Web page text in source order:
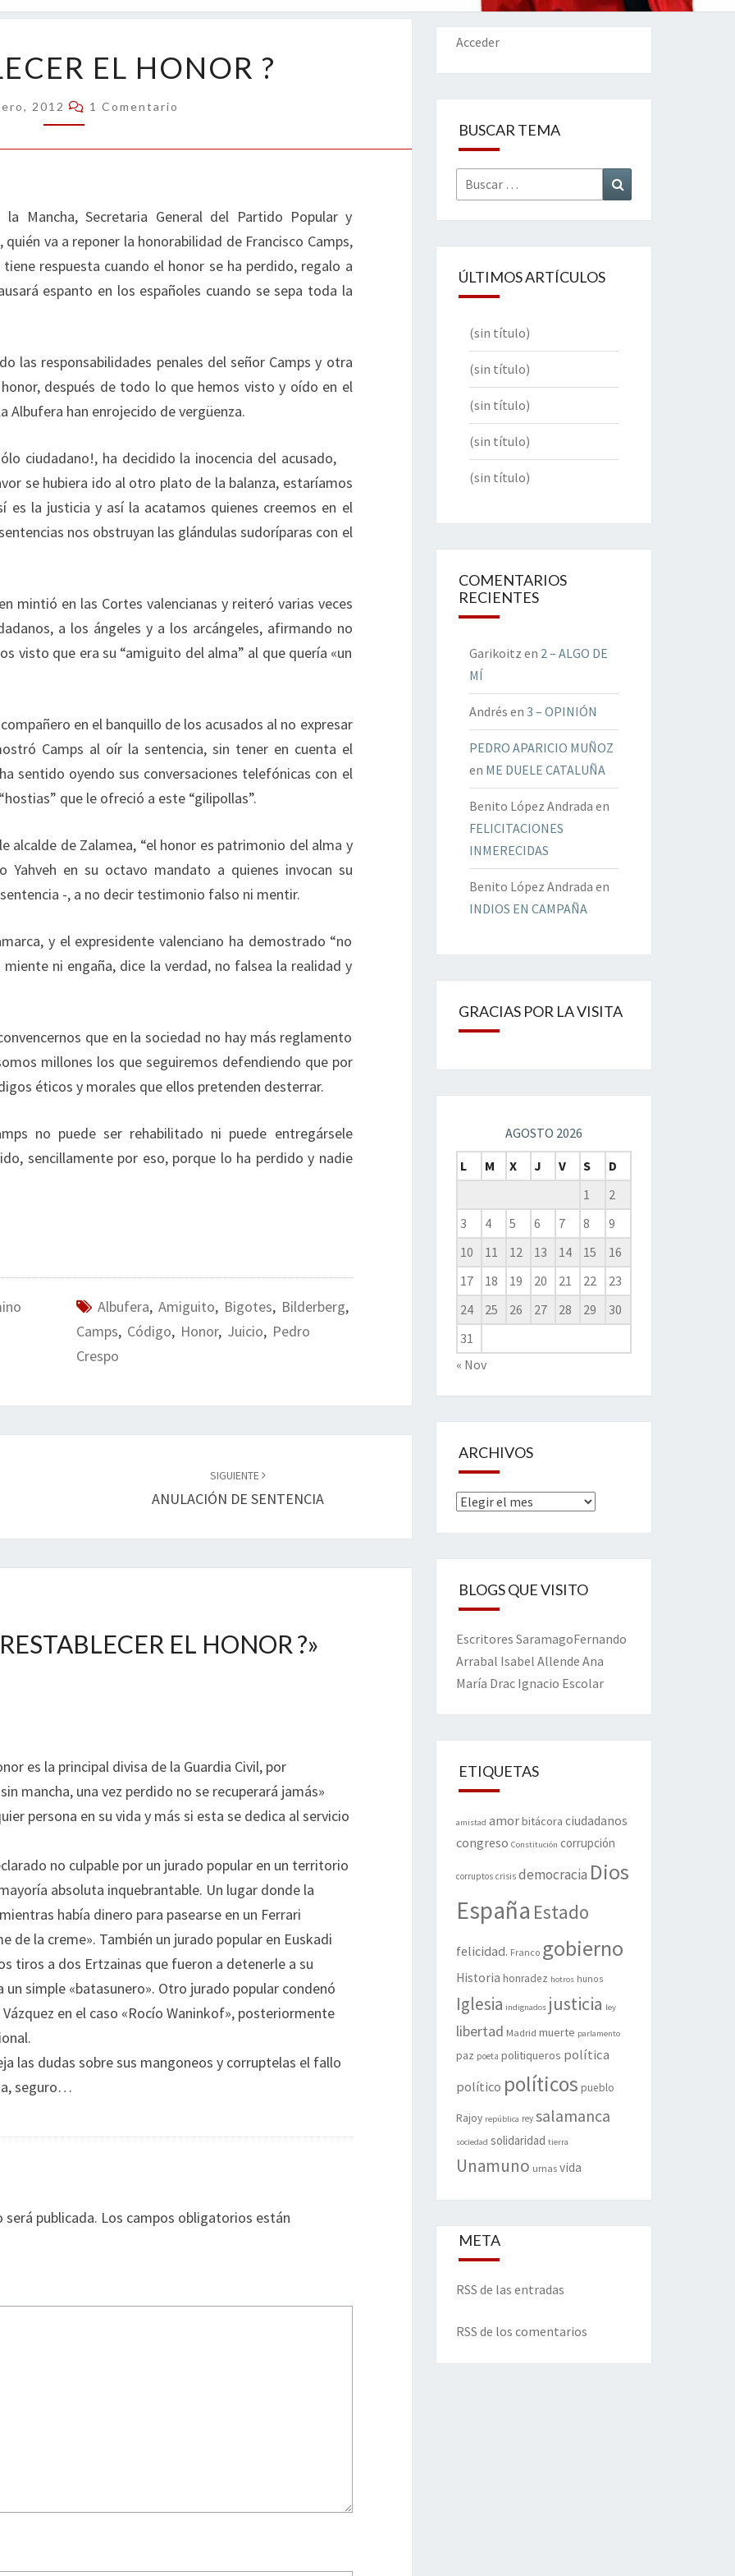
OPINIONES
RESTABLECER
HONOR
EL HONOR ?
2012 Comentarios
1 Comentario
Mancha, Secretaria General del Partido Popular y
va a reponer la honorabilidad de Francisco Camps,
respuesta cuando el honor se ha perdido, regalo a
espanto en los españoles cuando se sepa toda la
las responsabilidades penales del señor Camps y otra
después de todo lo que hemos visto y oído en el
Albufera han enrojecido de vergüenza.
ciudadano!, ha decidido la inocencia del acusado,
se hubiera ido al otro plato de la balanza, estaríamos
es la justicia y así la acatamos quienes creemos en el
nos obstruyan las glándulas sudoríparas con el
mintió en las Cortes valencianas y reiteró varias veces
a los ángeles y a los arcángeles, afirmando no
visto que era su “amiguito del alma” al que quería «un
en el banquillo de los acusados al no expresar
Camps al oír la sentencia, sin tener en cuenta el
sentido oyendo sus conversaciones telefónicas con el
que le ofreció a este “gilipollas”.
alcalde de Zalamea, “el honor es patrimonio del alma y
Yahveh en su octavo mandato a quienes invocan su
-, a no decir testimonio falso ni mentir.
y el expresidente valenciano ha demostrado “no
ni engaña, dice la verdad, no falsea la realidad y
que en la sociedad no hay más reglamento
millones los que seguiremos defendiendo que por
éticos y morales que ellos pretenden desterrar.
no puede ser rehabilitado ni puede entregársele
sencillamente por eso, porque lo ha perdido y nadie
Albufera, Amiguito, Bigotes, Bilderberg,
Camps, Código, Honor, Juicio, Pedro
Crespo
SIGUIENTE
ANULACIÓN DE SENTENCIA
EL HONOR ?»
es la principal divisa de la Guardia Civil, por
mancha, una vez perdido no se recuperará jamás»
persona en su vida y más si esta se dedica al servicio
no culpable por un jurado popular en un territorio
absoluta inquebrantable. Un lugar donde la
había dinero para pasearse en un Ferrari
de la creme». También un jurado popular en Euskadi
tiros a dos Ertzainas que fueron a detenerle a su
simple «batasunero». Otro jurado popular condenó
en el caso «Rocío Waninkof», posteriormente
las dudas sobre sus mangoneos y corruptelas el fallo
seguro…
publicada. Los campos obligatorios están
Acceder
BUSCAR TEMA
Buscar
por:
ÚLTIMOS ARTÍCULOS
(sin título)
(sin título)
(sin título)
(sin título)
(sin título)
COMENTARIOS
RECIENTES
Garikoitz en 2 – ALGO DE
MÍ
Andrés en 3 – OPINIÓN
PEDRO APARICIO MUÑOZ
en ME DUELE CATALUÑA
Benito López Andrada en
FELICITACIONES
INMERECIDAS
Benito López Andrada en
INDIOS EN CAMPAÑA
GRACIAS POR LA VISITA
AGOSTO 2026
L
M X J V S
D
1
2
3
4 5 6 7 8
9
10
11 12 13 14 15
16
17
18 19 20 21 22
23
24
25 26 27 28 29
30
31
« Nov
ARCHIVOS
Archivos
BLOGS QUE VISITO
Escritores SaramagoFernando
Arrabal Isabel Allende Ana
María Drac Ignacio Escolar
ETIQUETAS
amistad amorbitácora ciudadanos
congreso Constitución corrupción
corruptos crisis democracia Dios
España Estado
felicidad. Franco gobierno
Historia honradez hotros hunos
Iglesia indignados justicia ley
libertad Madrid muerte parlamento
paz poeta politiqueros política
político políticos pueblo
Rajoy república rey salamanca
sociedad solidaridad tierra
Unamuno urnas vida
META
RSS de las entradas
RSS de los comentarios